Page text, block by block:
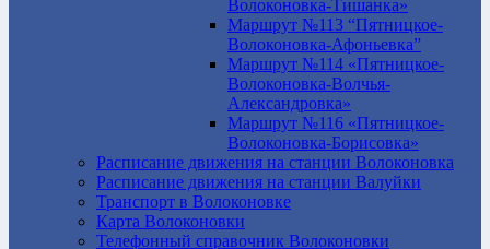
Волоконовка-Тишанка»
Маршрут №113 “Пятницкое-
Волоконовка-Афоньевка”
Маршрут №114 «Пятницкое-
Волоконовка-Волчья-
Александровка»
Маршрут №116 «Пятницкое-
Волоконовка-Борисовка»
Расписание движения на станции Волоконовка
Расписание движения на станции Валуйки
Транспорт в Волоконовке
Карта Волоконовки
Телефонный справочник Волоконовки